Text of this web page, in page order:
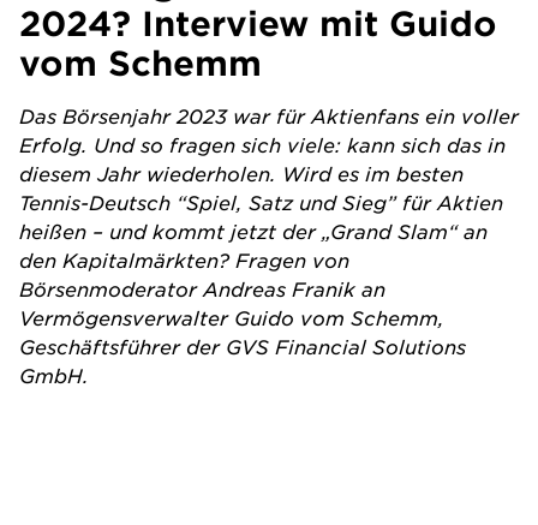
2024? Interview mit Guido
vom Schemm
Das Börsenjahr 2023 war für Aktienfans ein voller
Erfolg. Und so fragen sich viele: kann sich das in
diesem Jahr wiederholen. Wird es im besten
Tennis-Deutsch “Spiel, Satz und Sieg” für Aktien
heißen – und kommt jetzt der „Grand Slam“ an
den Kapitalmärkten? Fragen von
Börsenmoderator Andreas Franik an
Vermögensverwalter Guido vom Schemm,
Geschäftsführer der GVS Financial Solutions
GmbH.